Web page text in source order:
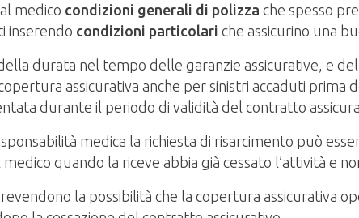
medico condizioni generali di polizza che spesso
inserendo condizioni particolari che assicurino una
durata nel tempo delle garanzie assicurative, e
assicurativa anche per sinistri accaduti prima
durante il periodo di validità del contratto
medica la richiesta di risarcimento può
quando la riceve abbia già cessato l’attività e
la possibilità che la copertura assicurativa